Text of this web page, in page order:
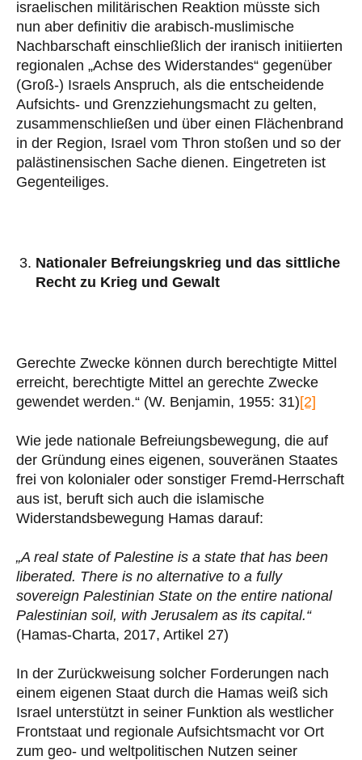
israelischen militärischen Reaktion müsste sich
nun aber definitiv die arabisch-muslimische
Nachbarschaft einschließlich der iranisch initiierten
regionalen „Achse des Widerstandes“ gegenüber
(Groß-) Israels Anspruch, als die entscheidende
Aufsichts- und Grenzziehungsmacht zu gelten,
zusammenschließen und über einen Flächenbrand
in der Region, Israel vom Thron stoßen und so der
palästinensischen Sache dienen. Eingetreten ist
Gegenteiliges.
Nationaler Befreiungskrieg und das sittliche
Recht zu Krieg und Gewalt
Gerechte Zwecke können durch berechtigte Mittel
erreicht, berechtigte Mittel an gerechte Zwecke
gewendet werden.“ (W. Benjamin, 1955: 31)[2]
Wie jede nationale Befreiungsbewegung, die auf
der Gründung eines eigenen, souveränen Staates
frei von kolonialer oder sonstiger Fremd-Herrschaft
aus ist, beruft sich auch die islamische
Widerstandsbewegung Hamas darauf:
„A real state of Palestine is a state that has been
liberated. There is no alternative to a fully
sovereign Palestinian State on the entire national
Palestinian soil, with Jerusalem as its capital.“
(Hamas-Charta, 2017, Artikel 27)
In der Zurückweisung solcher Forderungen nach
einem eigenen Staat durch die Hamas weiß sich
Israel unterstützt in seiner Funktion als westlicher
Frontstaat und regionale Aufsichtsmacht vor Ort
zum geo- und weltpolitischen Nutzen seiner